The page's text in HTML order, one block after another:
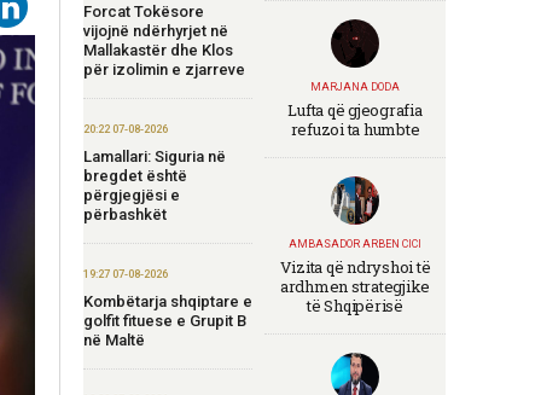
Forcat Tokësore
vijojnë ndërhyrjet në
Mallakastër dhe Klos
për izolimin e zjarreve
20:22 07-08-2026
Lamallari: Siguria në
bregdet është
përgjegjësi e
përbashkët
19:27 07-08-2026
Kombëtarja shqiptare e
golfit fituese e Grupit B
në Maltë
MARJANA DODA
Lufta që gjeografia
refuzoi ta humbte
AMBASADOR ARBEN CICI
Vizita që ndryshoi të
ardhmen strategjike
të Shqipërisë